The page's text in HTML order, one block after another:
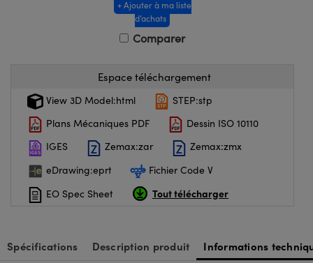
+ Ajouter à ma liste
d’achats
Comparer
Espace téléchargement
View 3D Model:html
STEP:stp
Plans Mécaniques PDF
Dessin ISO 10110
IGES
Zemax:zar
Zemax:zmx
eDrawing:eprt
Fichier Code V
EO Spec Sheet
Tout télécharger
Spécifications Description produit Informations